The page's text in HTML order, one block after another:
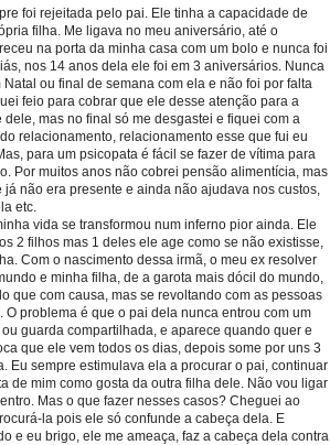
foi rejeitada pelo pai. Ele tinha a capacidade de
filha. Me ligava no meu aniversário, até o
na porta da minha casa com um bolo e nunca foi
nos 14 anos dela ele foi em 3 aniversários. Nunca
ou final de semana com ela e não foi por falta
feio para cobrar que ele desse atenção para a
mas no final só me desgastei e fiquei com a
relacionamento, relacionamento esse que fui eu
para um psicopata é fácil se fazer de vítima para
Por muitos anos não cobrei pensão alimentícia, mas
não era presente e ainda não ajudava nos custos,
etc.
vida se transformou num inferno pior ainda. Ele
2 filhos mas 1 deles ele age como se não existisse,
Com o nascimento dessa irmã, o meu ex resolver
e minha filha, de a garota mais dócil do mundo,
que com causa, mas se revoltando com as pessoas
problema é que o pai dela nunca entrou com um
guarda compartilhada, e aparece quando quer e
que ele vem todos os dias, depois some por uns 3
Eu sempre estimulava ela a procurar o pai, continuar
de mim como gosta da outra filha dele. Não vou ligar
Mas o que fazer nesses casos? Cheguei ao
la pois ele só confunde a cabeça dela. E
e eu brigo, ele me ameaça, faz a cabeça dela contra